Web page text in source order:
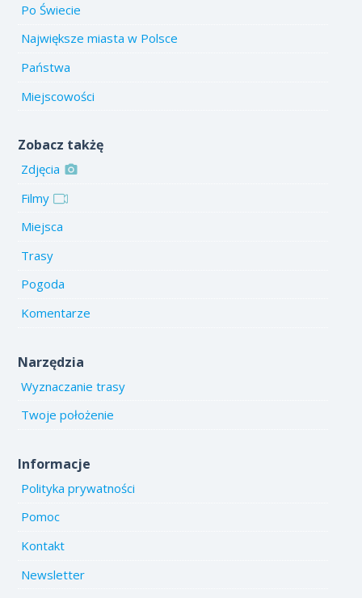
Po Świecie
Największe miasta w Polsce
Państwa
Miejscowości
Zobacz takżę
Zdjęcia
Filmy
Miejsca
Trasy
Pogoda
Komentarze
Narzędzia
Wyznaczanie trasy
Twoje położenie
Informacje
Polityka prywatności
Pomoc
Kontakt
Newsletter